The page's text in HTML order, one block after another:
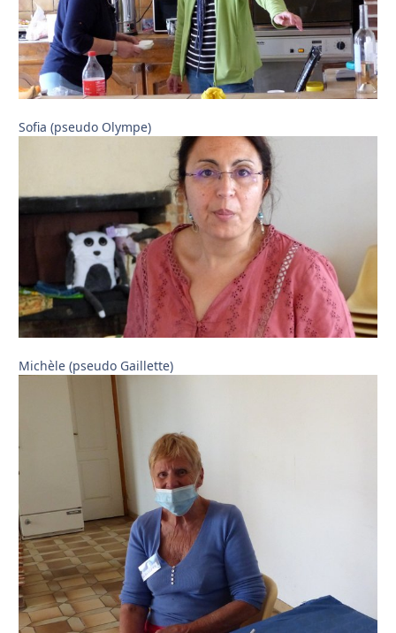
Sofia (pseudo Olympe)
Michèle (pseudo Gaillette)